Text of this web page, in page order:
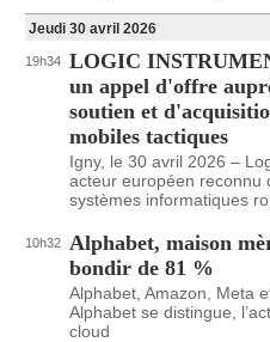
Jeudi 30 avril 2026
19h34 LOGIC
un appel d'offre
soutien et
mobiles tactiques
Igny, le 30 avril 2026 –
acteur européen reconnu
systèmes informatiques
10h32 Alphabet, maison
bondir de 81 %
Alphabet, Amazon, Meta
Alphabet se distingue,
cloud